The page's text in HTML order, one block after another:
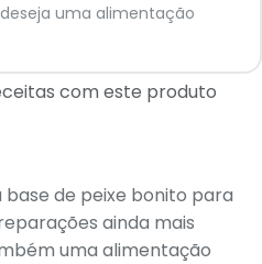
uma alimentação
com este produto
de peixe bonito para
ainda mais
uma alimentação